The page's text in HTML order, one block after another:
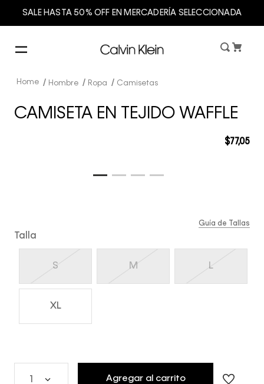
SALE HASTA 50% OFF EN MERCADERÍA SELECCIONADA
Hombre Ropa Camisetas
CAMISETA EN TEJIDO WAFFLE
$77,05
Talla
S M L
XL
Guía de Tallas
Agregar al carrito